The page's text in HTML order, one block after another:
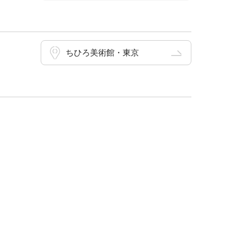
ちひろ美術館・東京